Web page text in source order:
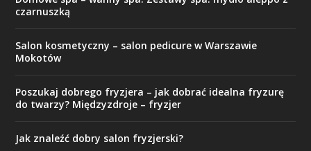
czarnuszką
Salon kosmetyczny – salon pedicure w Warszawie
Mokotów
Poszukaj dobrego fryzjera – jak dobrać idealna fryzurę
do twarzy? Międzyzdroje – fryzjer
Jak znaleźć dobry salon fryzjerski?